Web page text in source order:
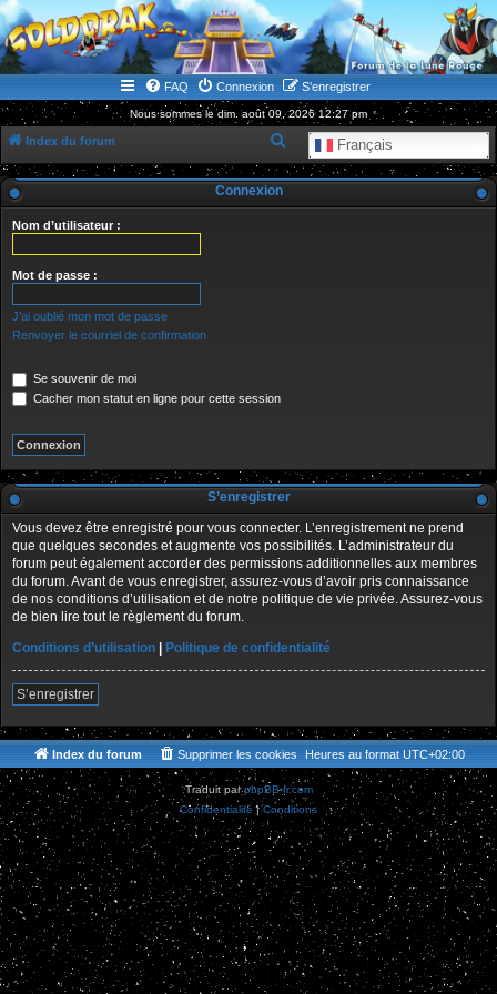
WWW.GOLDORAKGO.COM
le site de la Lune Rouge
FAQ Connexion S’enregistrer
Nous sommes le dim. août 09, 2026 12:27 pm
Index du forum Français
e
Connexion
Nom d’utilisateur :
Mot de passe :
J’ai oublié mon mot de passe
Renvoyer le courriel de confirmation
Se souvenir de moi
Cacher mon statut en ligne pour cette session
S’enregistrer
Vous devez être enregistré pour vous connecter. L’enregistrement ne prend
que quelques secondes et augmente vos possibilités. L’administrateur du
forum peut également accorder des permissions additionnelles aux membres
du forum. Avant de vous enregistrer, assurez-vous d’avoir pris connaissance
de nos conditions d’utilisation et de notre politique de vie privée. Assurez-vous
de bien lire tout le règlement du forum.
Conditions d’utilisation
Politique de confidentialité
S’enregistrer
Index du forum Heures au format UTC+02:00
Supprimer les cookies
Traduit parphpBB-fr.com
Confidentialité |Conditions